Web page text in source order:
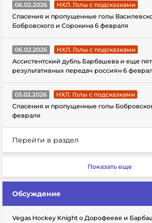
06.02.2026
НХЛ. Голы с подсказками
Спасения и пропущенные голы
Бобровского и Сорокина 6 февраля
06.02.2026
НХЛ. Голы с подсказками
Ассистентский дубль Барбашева и еще
результативных передач россиян 6
05.02.2026
НХЛ. Голы с подсказками
Спасения и пропущенные голы
февраля
Перейти в раздел
Показать еще
Обсуждение
Vegas Hockey Knight о Дорофееве и